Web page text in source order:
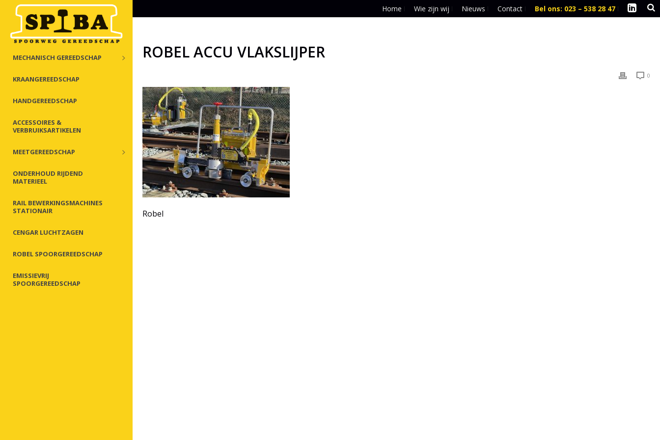
Home Wie zijn wij Nieuws Contact Bel ons: 023 – 538 28 47
MECHANISCH GEREEDSCHAP
KRAANGEREEDSCHAP
HANDGEREEDSCHAP
ACCESSOIRES &
VERBRUIKSARTIKELEN
MEETGEREEDSCHAP
ONDERHOUD RIJDEND
MATERIEEL
RAIL BEWERKINGSMACHINES
STATIONAIR
CENGAR LUCHTZAGEN
ROBEL SPOORGEREEDSCHAP
EMISSIEVRIJ
SPOORGEREEDSCHAP
ROBEL ACCU VLAKSLIJPER
0
Robel